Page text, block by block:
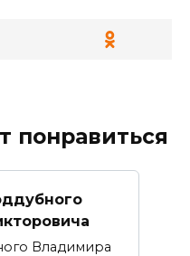
понравиться
Владимира